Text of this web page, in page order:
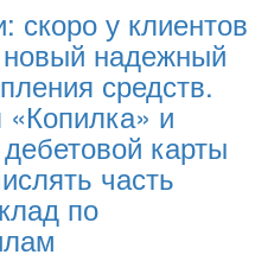
скоро у клиентов
надежный
средств.
и
карты
часть
по